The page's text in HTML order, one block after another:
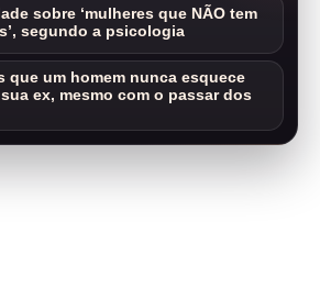
sobre ‘mulheres que NÃO tem
segundo a psicologia
que um homem nunca esquece
ex, mesmo com o passar dos